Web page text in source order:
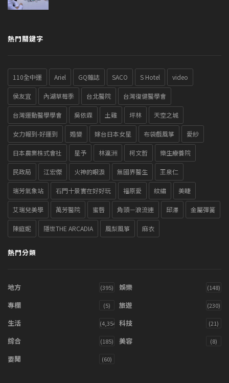
熱門關鍵字
110全中運 Ariel GQ雜誌 SACO S Hotel video
侯友宜 內湖草莓季 台北醫院 台灣復健醫學會
台灣運動醫學學會 吳依霖 土雞 坪林 天空之城
女力報到-好運到 婚變 嫁台日本女星 布袋戲風箏 愛紗
日本農業株式會社 星予 林瀛洲 柯文哲 樂生療養院
民政局 江宏傑 火神的眼淚 無國界醫生 王泉仁
瑞芳氣象站 石門十景實在好好玩 福原愛 紋繡 美睫
艾瑞兒美學 萬芳醫院 蜜唇 角頭－浪流連 邱澤 金屬彈簧
陳庭妮 隱世THE ARCADIA 風梨風箏 麻衣
熱門分類
地方 (395) 娛樂 (148)
專欄 (5) 旅遊 (230)
生活 (4,354) 科技 (21)
綜合 (185) 美容 (8)
要聞 (60)